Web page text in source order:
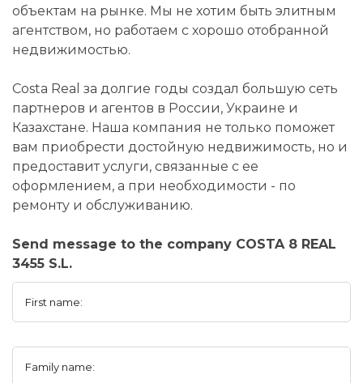
объектам на рынке. Мы не хотим быть элитным
агентством, но работаем с хорошо отобранной
недвижимостью.
Costa Real за долгие годы создал большую сеть
партнеров и агентов в России, Украине и
Казахстане. Наша компания не только поможет
вам приобрести достойную недвижимость, но и
предоставит услуги, связанные с ее
оформлением, а при необходимости - по
ремонту и обслуживанию.
Send message to the company COSTA 8 REAL
3455 S.L.
First name:
Family name: